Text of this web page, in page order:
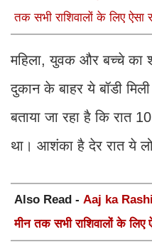
तक सभी राशिवालों के लिए
महिला, युवक और बच्चे का
दुकान के बाहर ये बॉडी
बताया जा रहा है कि रात
था। आशंका है देर रात ये
Also Read - Aaj ka
मीन तक सभी राशिवालों के